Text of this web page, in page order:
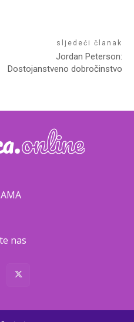
sljedeći članak
Jordan Peterson:
Dostojanstveno dobročinstvo
nas